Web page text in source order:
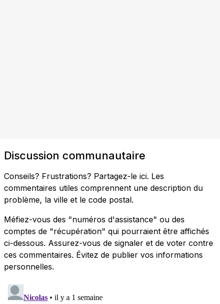
Discussion communautaire
Conseils? Frustrations? Partagez-le ici. Les
commentaires utiles comprennent une description du
problème, la ville et le code postal.
Méfiez-vous des "numéros d'assistance" ou des
comptes de "récupération" qui pourraient être affichés
ci-dessous. Assurez-vous de signaler et de voter contre
ces commentaires. Évitez de publier vos informations
personnelles.